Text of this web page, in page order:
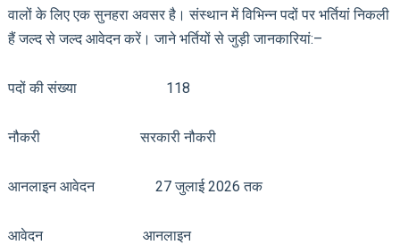
वालों के लिए एक सुनहरा अवसर है। संस्थान में विभिन्न पदों पर भर्तियां निकली
हैं जल्द से जल्द आवेदन करें। जाने भर्तियों से जुड़ी जानकारियां:–
पदों की संख्या 118
नौकरी सरकारी नौकरी
आनलाइन आवेदन 27 जुलाई 2026 तक
आवेदन आनलाइन